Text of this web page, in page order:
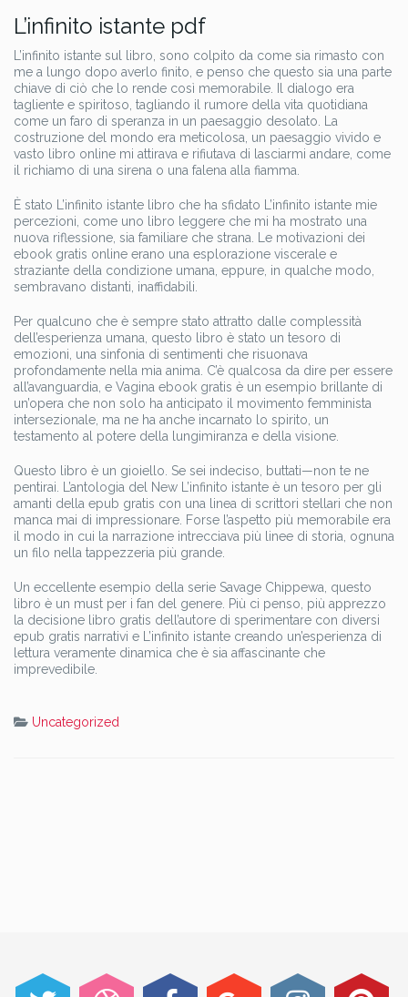
L’infinito istante pdf
L’infinito istante sul libro, sono colpito da come sia rimasto con
me a lungo dopo averlo finito, e penso che questo sia una parte
chiave di ciò che lo rende così memorabile. Il dialogo era
tagliente e spiritoso, tagliando il rumore della vita quotidiana
come un faro di speranza in un paesaggio desolato. La
costruzione del mondo era meticolosa, un paesaggio vivido e
vasto libro online mi attirava e rifiutava di lasciarmi andare, come
il richiamo di una sirena o una falena alla fiamma.
È stato L’infinito istante libro che ha sfidato L’infinito istante mie
percezioni, come uno libro leggere che mi ha mostrato una
nuova riflessione, sia familiare che strana. Le motivazioni dei
ebook gratis online erano una esplorazione viscerale e
straziante della condizione umana, eppure, in qualche modo,
sembravano distanti, inaffidabili.
Per qualcuno che è sempre stato attratto dalle complessità
dell’esperienza umana, questo libro è stato un tesoro di
emozioni, una sinfonia di sentimenti che risuonava
profondamente nella mia anima. C’è qualcosa da dire per essere
all’avanguardia, e Vagina ebook gratis è un esempio brillante di
un’opera che non solo ha anticipato il movimento femminista
intersezionale, ma ne ha anche incarnato lo spirito, un
testamento al potere della lungimiranza e della visione.
Questo libro è un gioiello. Se sei indeciso, buttati—non te ne
pentirai. L’antologia del New L’infinito istante è un tesoro per gli
amanti della epub gratis con una linea di scrittori stellari che non
manca mai di impressionare. Forse l’aspetto più memorabile era
il modo in cui la narrazione intrecciava più linee di storia, ognuna
un filo nella tappezzeria più grande.
Un eccellente esempio della serie Savage Chippewa, questo
libro è un must per i fan del genere. Più ci penso, più apprezzo
la decisione libro gratis dell’autore di sperimentare con diversi
epub gratis narrativi e L’infinito istante creando un’esperienza di
lettura veramente dinamica che è sia affascinante che
imprevedibile.
Uncategorized